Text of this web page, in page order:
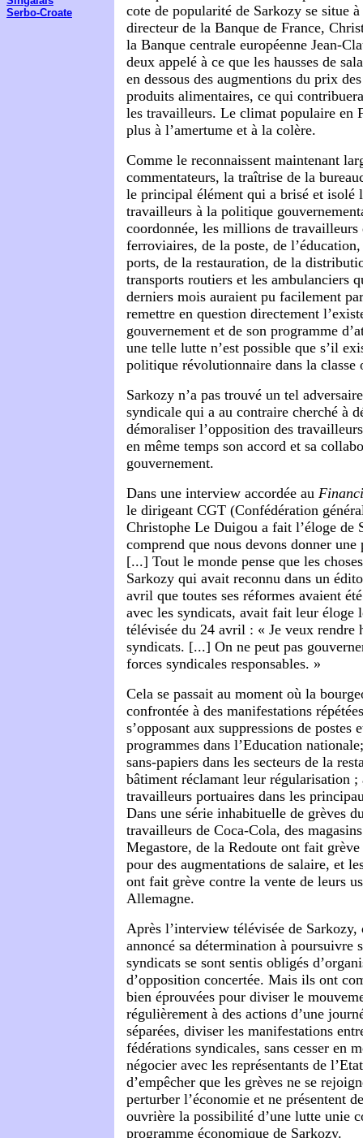
Serbo-Croate
cote de popularité de Sarkozy se situe
directeur de la Banque de France,
la Banque centrale européenne Jean-
deux appelé à ce que les hausses de
en dessous des augmentions du prix
produits alimentaires, ce qui
les travailleurs. Le climat populaire en
plus à l’amertume et à la colère.
Comme le reconnaissent maintenant
commentateurs, la traîtrise de la
le principal élément qui a brisé et isolé
travailleurs à la politique
coordonnée, les millions de travailleurs
ferroviaires, de la poste, de
ports, de la restauration, de la
transports routiers et les ambulanciers
derniers mois auraient pu facilement
remettre en question directement
gouvernement et de son programme
une telle lutte n’est possible que s’il
politique révolutionnaire dans la classe
Sarkozy n’a pas trouvé un tel
syndicale qui a au contraire cherché à
démoraliser l’opposition des
en même temps son accord et sa
gouvernement.
Dans une interview accordée au
le dirigeant CGT (Confédération
Christophe Le Duigou a fait l’éloge de
comprend que nous devons donner une
[...] Tout le monde pense que les
Sarkozy qui avait reconnu dans un
avril que toutes ses réformes avaient
avec les syndicats, avait fait leur éloge
télévisée du 24 avril : « Je veux rendre
syndicats. [...] On ne peut pas
forces syndicales responsables. »
Cela se passait au moment où la
confrontée à des manifestations
s’opposant aux suppressions de postes
programmes dans l’Education
sans-papiers dans les secteurs de la
bâtiment réclamant leur régularisation ;
travailleurs portuaires dans les
Dans une série inhabituelle de grèves
travailleurs de Coca-Cola, des
Megastore, de la Redoute ont fait
pour des augmentations de salaire, et
ont fait grève contre la vente de leurs
Allemagne.
Après l’interview télévisée de
annoncé sa détermination à poursuivre
syndicats se sont sentis obligés
d’opposition concertée. Mais ils ont
bien éprouvées pour diviser le
régulièrement à des actions d’une
séparées, diviser les manifestations
fédérations syndicales, sans cesser en
négocier avec les représentants de
d’empêcher que les grèves ne se
perturber l’économie et ne présentent
ouvrière la possibilité d’une lutte unie
programme économique de Sarkozy.